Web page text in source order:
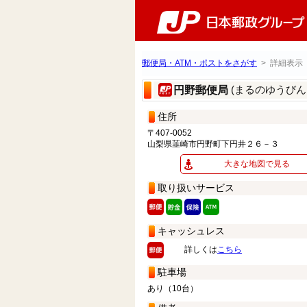
郵便局・ATM・ポストをさがす > 詳細表示
円野郵便局 (まるのゆうび
住所
〒407-0052
山梨県韮崎市円野町下円井２６－３
大きな地図で見る
取り扱いサービス
キャッシュレス
詳しくはこちら
駐車場
あり（10台）